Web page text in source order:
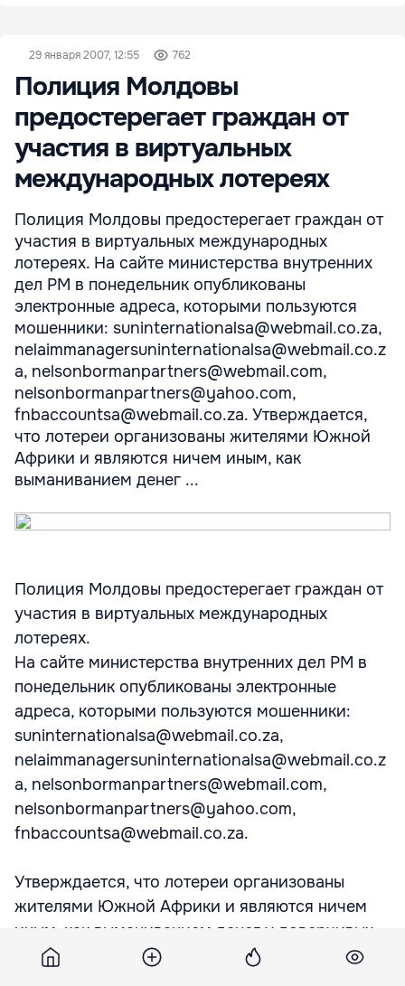
29 января 2007, 12:55 762
Полиция Молдовы
предостерегает граждан от
участия в виртуальных
международных лотереях
Полиция Молдовы предостерегает граждан от
участия в виртуальных международных
лотереях. На сайте министерства внутренних
дел РМ в понедельник опубликованы
электронные адреса, которыми пользуются
мошенники: suninternationalsa@webmail.co.za,
nelaimmanagersuninternationalsa@webmail.co.z
a, nelsonbormanpartners@webmail.com,
nelsonbormanpartners@yahoo.com,
fnbaccountsa@webmail.co.za. Утверждается,
что лотереи организованы жителями Южной
Африки и являются ничем иным, как
выманиванием денег ...
Полиция Молдовы предостерегает граждан от
участия в виртуальных международных
лотереях.
На сайте министерства внутренних дел РМ в
понедельник опубликованы электронные
адреса, которыми пользуются мошенники:
suninternationalsa@webmail.co.za,
nelaimmanagersuninternationalsa@webmail.co.z
a, nelsonbormanpartners@webmail.com,
nelsonbormanpartners@yahoo.com,
fnbaccountsa@webmail.co.za.
Утверждается, что лотереи организованы
жителями Южной Африки и являются ничем
иным, как выманиванием денег у доверчивых
граждан республики, сообщает агентство